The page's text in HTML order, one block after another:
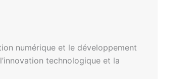
numérique et le développement
technologique et la